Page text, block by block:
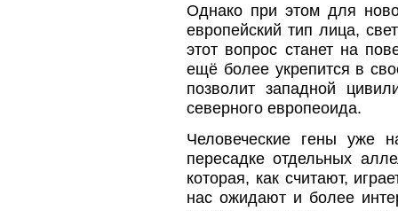
Однако при этом для
европейский тип лица,
этот вопрос станет на
ещё более укрепится в
позволит западной
северного европеоида.
Человеческие гены уже
пересадке отдельных
которая, как считают,
нас ожидают и более